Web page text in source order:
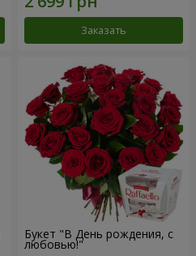
Заказать
Букет "В День рождения, с
любовью!"